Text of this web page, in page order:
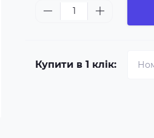
Купити в 1 клік: